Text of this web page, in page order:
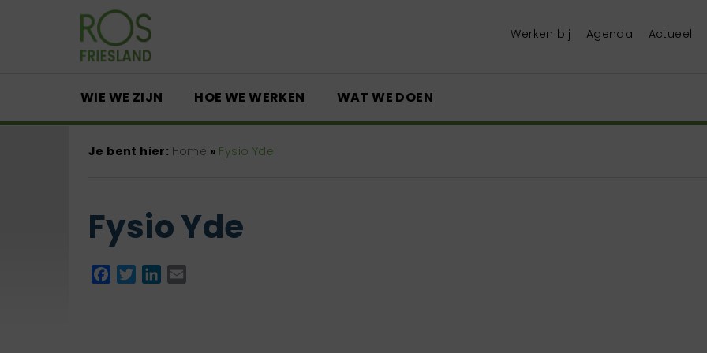
Werken bij Agenda Actueel
WIE WE ZIJN HOE WE WERKEN WAT WE DOEN
Je bent hier: Home » Fysio Yde
Fysio Yde
Facebook
TwitterLinkedIn